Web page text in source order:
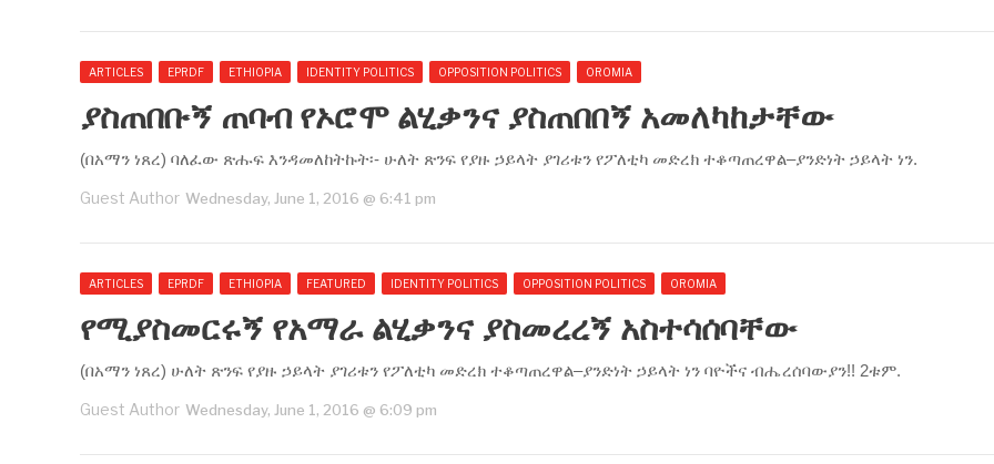
ARTICLES EPRDF ETHIOPIA IDENTITY POLITICS OPPOSITION POLITICS OROMIA
ያስጠበቡኝ ጠባብ የኦሮሞ ልሂቃንና ያስጠበበኝ አመለካከታቸው
(በአማን ነጸረ) ባለፈው ጽሑፍ እንዳመለከትኩት፡- ሁለት ጽንፍ የያዙ ኃይላት ያገሪቱን የፖለቲካ መድረክ ተቆጣጠረዋል–ያንድነት ኃይላት ነን.
Guest Author Wednesday, June 1, 2016 @ 6:41 pm
ARTICLES EPRDF ETHIOPIA FEATURED IDENTITY POLITICS OPPOSITION POLITICS OROMIA
የሚያስመርሩኝ የአማራ ልሂቃንና ያስመረረኝ አስተሳሰባቸው
(በአማን ነጸረ) ሁለት ጽንፍ የያዙ ኃይላት ያገሪቱን የፖለቲካ መድረክ ተቆጣጠረዋል–ያንድነት ኃይላት ነን ባዮችና ብሔረሰባውያን!! 2ቱም.
Guest Author Wednesday, June 1, 2016 @ 6:09 pm